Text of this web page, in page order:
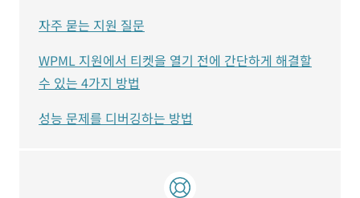
자주 묻는 지원 질문
WPML 지원에서 티켓을 열기 전에 간단하게 해결할
수 있는 4가지 방법
성능 문제를 디버깅하는 방법